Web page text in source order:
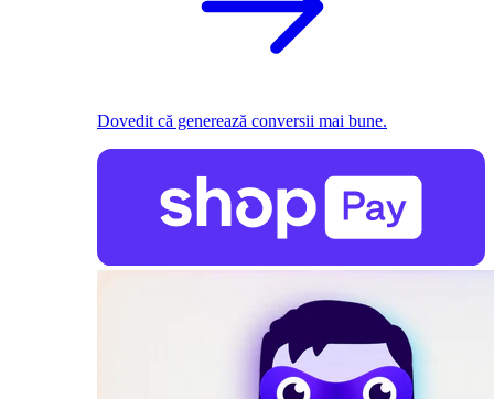
Dovedit că generează conversii mai bune.